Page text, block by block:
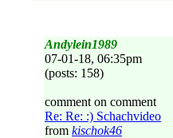
Andylein1989
07-01-18, 06:35pm
(posts: 158)
comment on comment
Re: Re: :) Schachvideo
from kischok46